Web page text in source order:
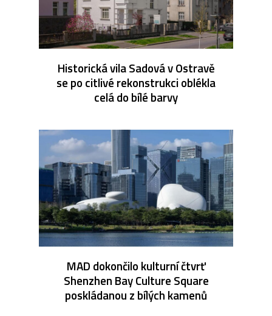
Historická vila Sadová v Ostravě
se po citlivé rekonstrukci oblékla
celá do bílé barvy
MAD dokončilo kulturní čtvrť
Shenzhen Bay Culture Square
poskládanou z bílých kamenů